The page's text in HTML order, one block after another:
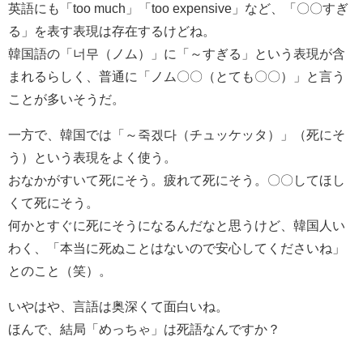
英語にも「too much」「too expensive」など、「〇〇すぎ
る」を表す表現は存在するけどね。
韓国語の「너무（ノム）」に「～すぎる」という表現が含
まれるらしく、普通に「ノム〇〇（とても〇〇）」と言う
ことが多いそうだ。
一方で、韓国では「～죽겠다（チュッケッタ）」（死にそ
う）という表現をよく使う。
おなかがすいて死にそう。疲れて死にそう。〇〇してほし
くて死にそう。
何かとすぐに死にそうになるんだなと思うけど、韓国人い
わく、「本当に死ぬことはないので安心してくださいね」
とのこと（笑）。
いやはや、言語は奥深くて面白いね。
ほんで、結局「めっちゃ」は死語なんですか？